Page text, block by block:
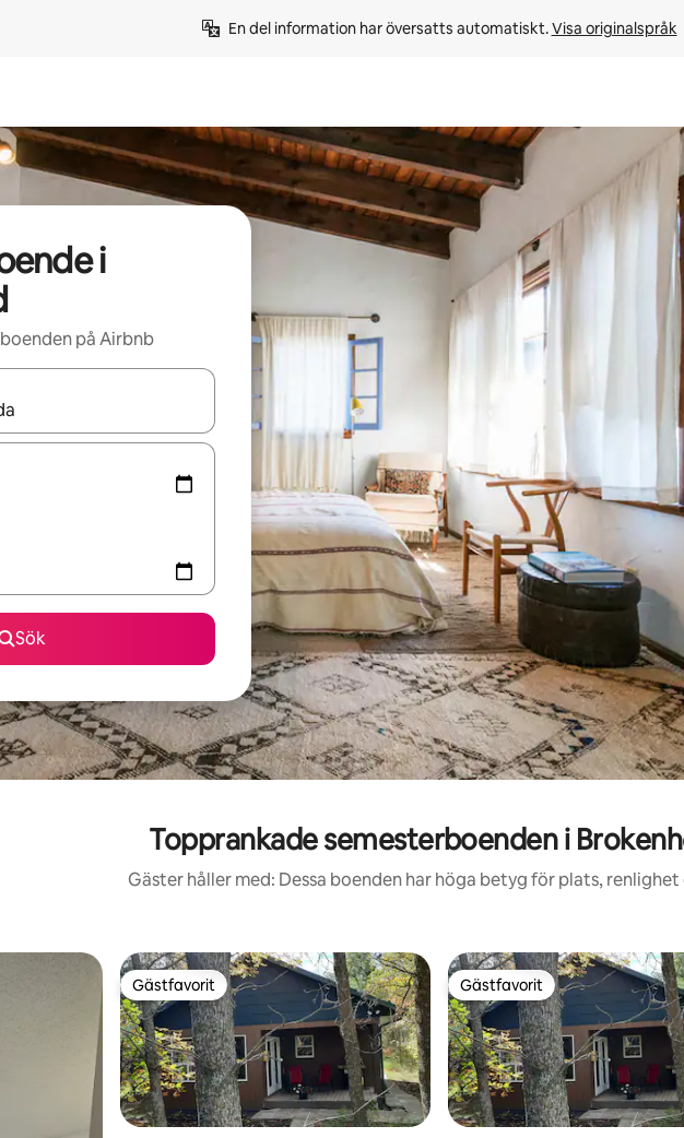
En del information har översatts automatiskt. Visa originalspråk
i
på Airbnb
kan du navigera med upp- och nedåtpilarna eller utforska genom att trycka eller svepa.
Sök
Topprankade semesterboenden i
Gäster håller med: Dessa boenden har höga betyg för plats, renlighet
Gästfavorit
Gästfavorit Gästfavorit
Gästfavorit